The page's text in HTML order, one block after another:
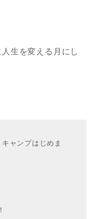
生を変える月にし
ャンプはじめま